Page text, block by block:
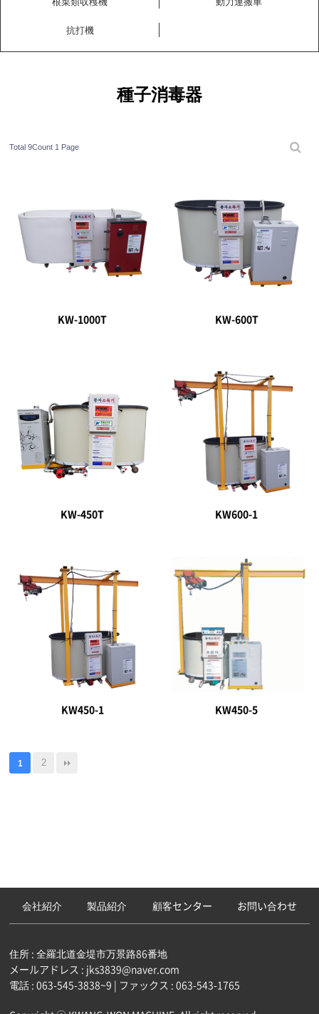
抗打機
種子消毒器
Total 9Count 1 Page
KW-1000T KW-600T
KW-450T KW600-1
KW450-1 KW450-5
1 2
会社紹介 製品紹介 顧客センター お問い合わせ
住所 : 全羅北道金堤市万景路86番地
メールアドレス : jks3839@naver.com
電話 : 063-545-3838~9 | ファックス : 063-543-1765